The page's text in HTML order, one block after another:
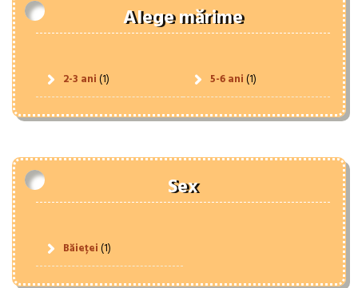
Alege mărime
2-3 ani(1) 5-6 ani(1)
Sex
Băieței(1)